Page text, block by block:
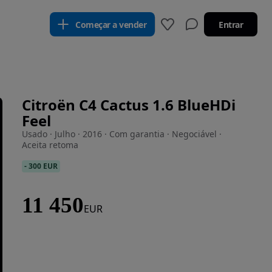
Começar a vender Entrar
Citroën C4 Cactus 1.6 BlueHDi
Feel
Usado · Julho · 2016 · Com garantia · Negociável ·
Aceita retoma
-300 EUR
11 450EUR